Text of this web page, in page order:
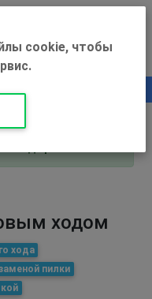
работает по
ходом
хода
пилки
cookie, чтобы